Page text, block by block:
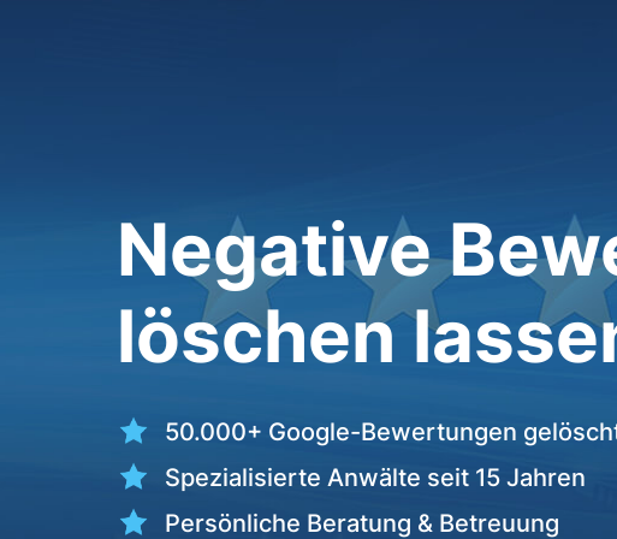
Negative
löschen
50.000+ Google-Bewertungen
Spezialisierte Anwälte seit 15 Jahren
Persönliche Beratung & Betreuung